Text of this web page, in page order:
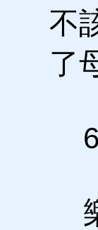
不
了
6